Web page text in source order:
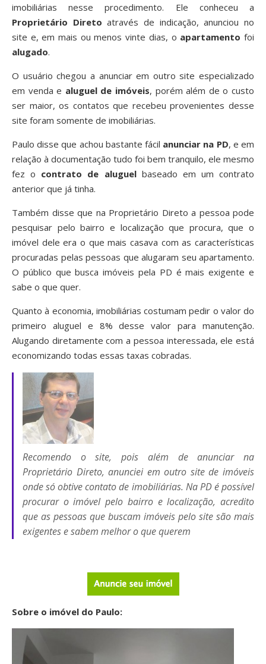
imobiliárias nesse procedimento. Ele conheceu a
Proprietário Direto através de indicação, anunciou no
site e, em mais ou menos vinte dias, o apartamento foi
alugado.
O usuário chegou a anunciar em outro site especializado
em venda e aluguel de imóveis, porém além de o custo
ser maior, os contatos que recebeu provenientes desse
site foram somente de imobiliárias.
Paulo disse que achou bastante fácil anunciar na PD, e em
relação à documentação tudo foi bem tranquilo, ele mesmo
fez o contrato de aluguelbaseado em um contrato
anterior que já tinha.
Também disse que na Proprietário Direto a pessoa pode
pesquisar pelo bairro e localização que procura, que o
imóvel dele era o que mais casava com as características
procuradas pelas pessoas que alugaram seu apartamento.
O público que busca imóveis pela PD é mais exigente e
sabe o que quer.
Quanto à economia, imobiliárias costumam pedir o valor do
primeiro aluguel e 8% desse valor para manutenção.
Alugando diretamente com a pessoa interessada, ele está
economizando todas essas taxas cobradas.
Recomendo o site, pois além de anunciar na
Proprietário Direto, anunciei em outro site de imóveis
onde só obtive contato de imobiliárias. Na PD é possível
procurar o imóvel pelo bairro e localização, acredito
que as pessoas que buscam imóveis pelo site são mais
exigentes e sabem melhor o que querem
Sobre o imóvel do Paulo: